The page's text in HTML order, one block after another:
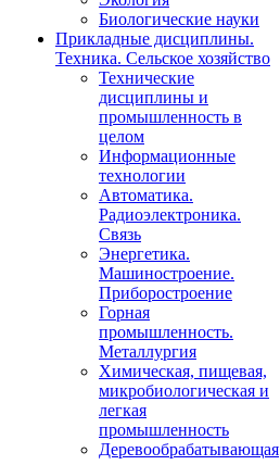
Биологические науки
Прикладные дисциплины.
Техника. Сельское хозяйство
Технические
дисциплины и
промышленность в
целом
Информационные
технологии
Автоматика.
Радиоэлектроника.
Связь
Энергетика.
Машиностроение.
Приборостроение
Горная
промышленность.
Металлургия
Химическая, пищевая,
микробиологическая и
легкая
промышленность
Деревообрабатывающая